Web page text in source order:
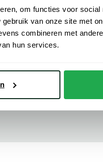
om functies voor social
van onze site met
combineren met
hun services.
Merk
Materiaal
Kleur
Leveranciers